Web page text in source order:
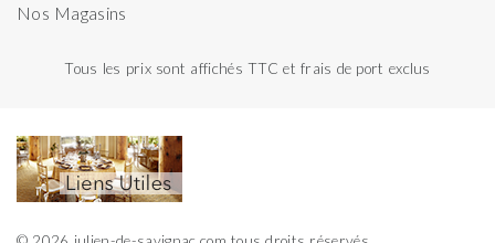
Nos Magasins
Tous les prix sont affichés TTC et frais de port exclus